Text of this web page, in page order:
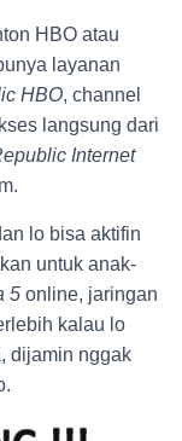
HBO atau
layanan
HBO, channel
langsung dari
Internet
lo bisa aktifin
untuk anak-
5 online, jaringan
kalau lo
dijamin nggak